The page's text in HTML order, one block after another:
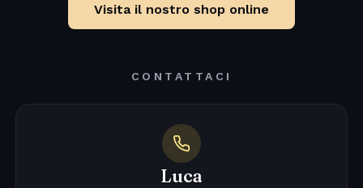
Visita il nostro shop online
CONTATTACI
Luca